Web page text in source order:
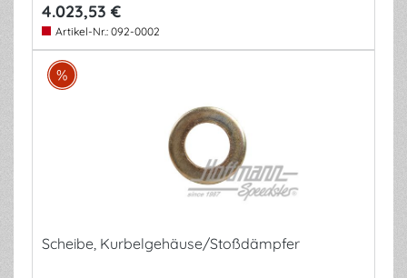
4.023,53 €
Artikel-Nr.: 092-0002
Scheibe, Kurbelgehäuse/Stoßdämpfer